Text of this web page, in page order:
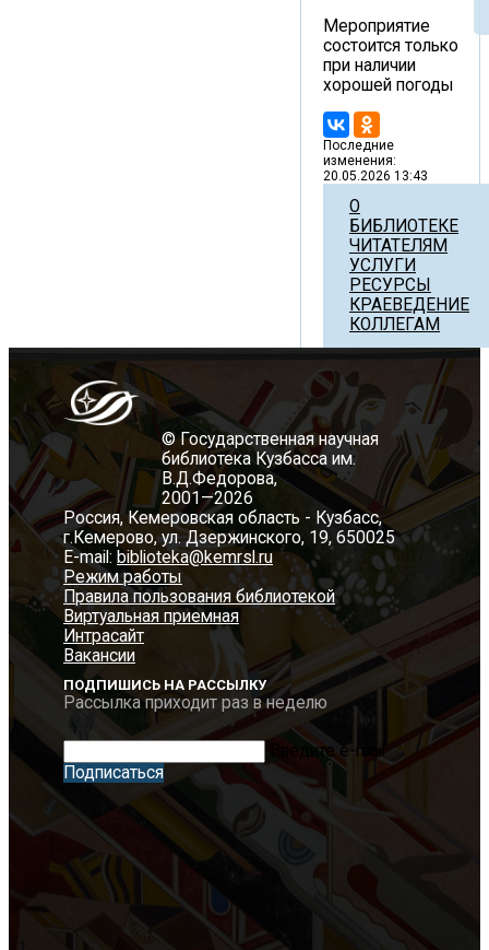
Мероприятие
состоится только
при наличии
хорошей погоды
Последние
изменения:
20.05.2026 13:43
О
БИБЛИОТЕКЕ
ЧИТАТЕЛЯМ
УСЛУГИ
РЕСУРСЫ
КРАЕВЕДЕНИЕ
КОЛЛЕГАМ
© Государственная научная
библиотека Кузбасса им.
В.Д.Федорова,
2001—2026
Россия, Кемеровская область - Кузбасс,
г.Кемерово, ул. Дзержинского, 19, 650025
E-mail: biblioteka@kemrsl.ru
Режим работы
Правила пользования библиотекой
Виртуальная приемная
Интрасайт
Вакансии
ПОДПИШИСЬ НА РАССЫЛКУ
Рассылка приходит раз в неделю
Введите e-mail
Подписаться